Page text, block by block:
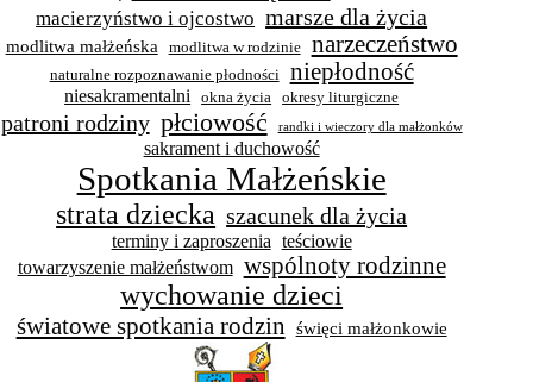
macierzyństwo i ojcostwo marsze dla życia
modlitwa małżeńska modlitwa w rodzinie narzeczeństwo
naturalne rozpoznawanie płodności niepłodność
niesakramentalni okna życia okresy liturgiczne
patroni rodziny płciowość randki i wieczory dla małżonków
sakrament i duchowość
Spotkania Małżeńskie
strata dziecka szacunek dla życia
terminy i zaproszenia teściowie
towarzyszenie małżeństwom wspólnoty rodzinne
wychowanie dzieci
światowe spotkania rodzin święci małżonkowie